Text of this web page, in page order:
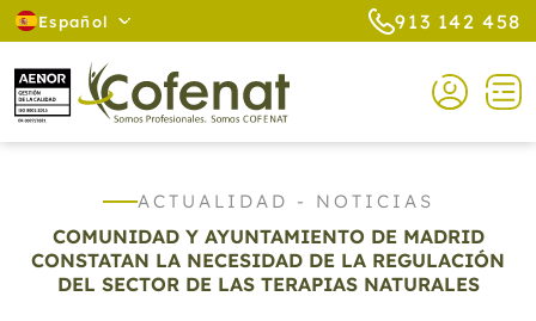
Español 913 142 458
ACTUALIDAD - NOTICIAS
​COMUNIDAD Y AYUNTAMIENTO DE MADRID
CONSTATAN LA NECESIDAD DE LA REGULACIÓN
DEL SECTOR DE LAS TERAPIAS NATURALES